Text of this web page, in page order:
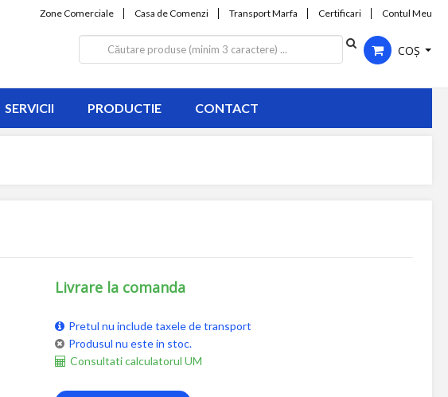
Zone Comerciale Casa de Comenzi Transport Marfa Certificari Contul Meu
COȘ
SERVICII PRODUCTIE CONTACT
Livrare la comanda
Pretul nu include taxele de transport
Produsul nu este in stoc.
Consultati calculatorul UM